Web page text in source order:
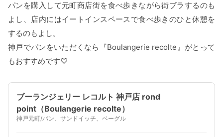
パンを購入して元町商店街を食べ歩きながら街ブラするのも
よし、店内にはイートインスペースで食べ歩きのひと休憩を
するのもよし。
神戸でパンをいただくなら『Boulangerie recolte』がとって
もおすすめです♡
ブーランジェリー レコルト 神戸店 rond
point（Boulangerie recolte）
神戸元町/パン、サンドイッチ、ベーグル